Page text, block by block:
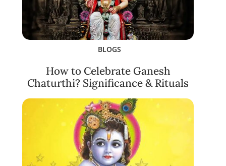
BLOGS
How to Celebrate Ganesh
Chaturthi? Significance & Rituals